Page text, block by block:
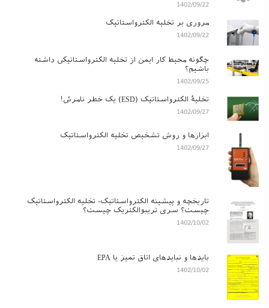
1402/09/22
مروری بر تخلیه الکترواستاتیک
1402/09/22
چگونه محیط کار ایمن از تخلیه الکترواستاتیکی داشته
باشیم؟
1402/09/25
تخلیۀ الکترواستاتیک (ESD) یک خطر نامرئی!
1402/09/27
ابزارها و روش تشخیص تخلیه الکترواستاتیک
1402/09/27
تاریخچه و پیشینه الکترواستاتیک- تخلیه الکترواستاتیک
چیست؟ سری تریبوالکتریک چیست؟
1402/10/02
بایدها و نبایدهای اتاق تمیز یا EPA
1402/10/02